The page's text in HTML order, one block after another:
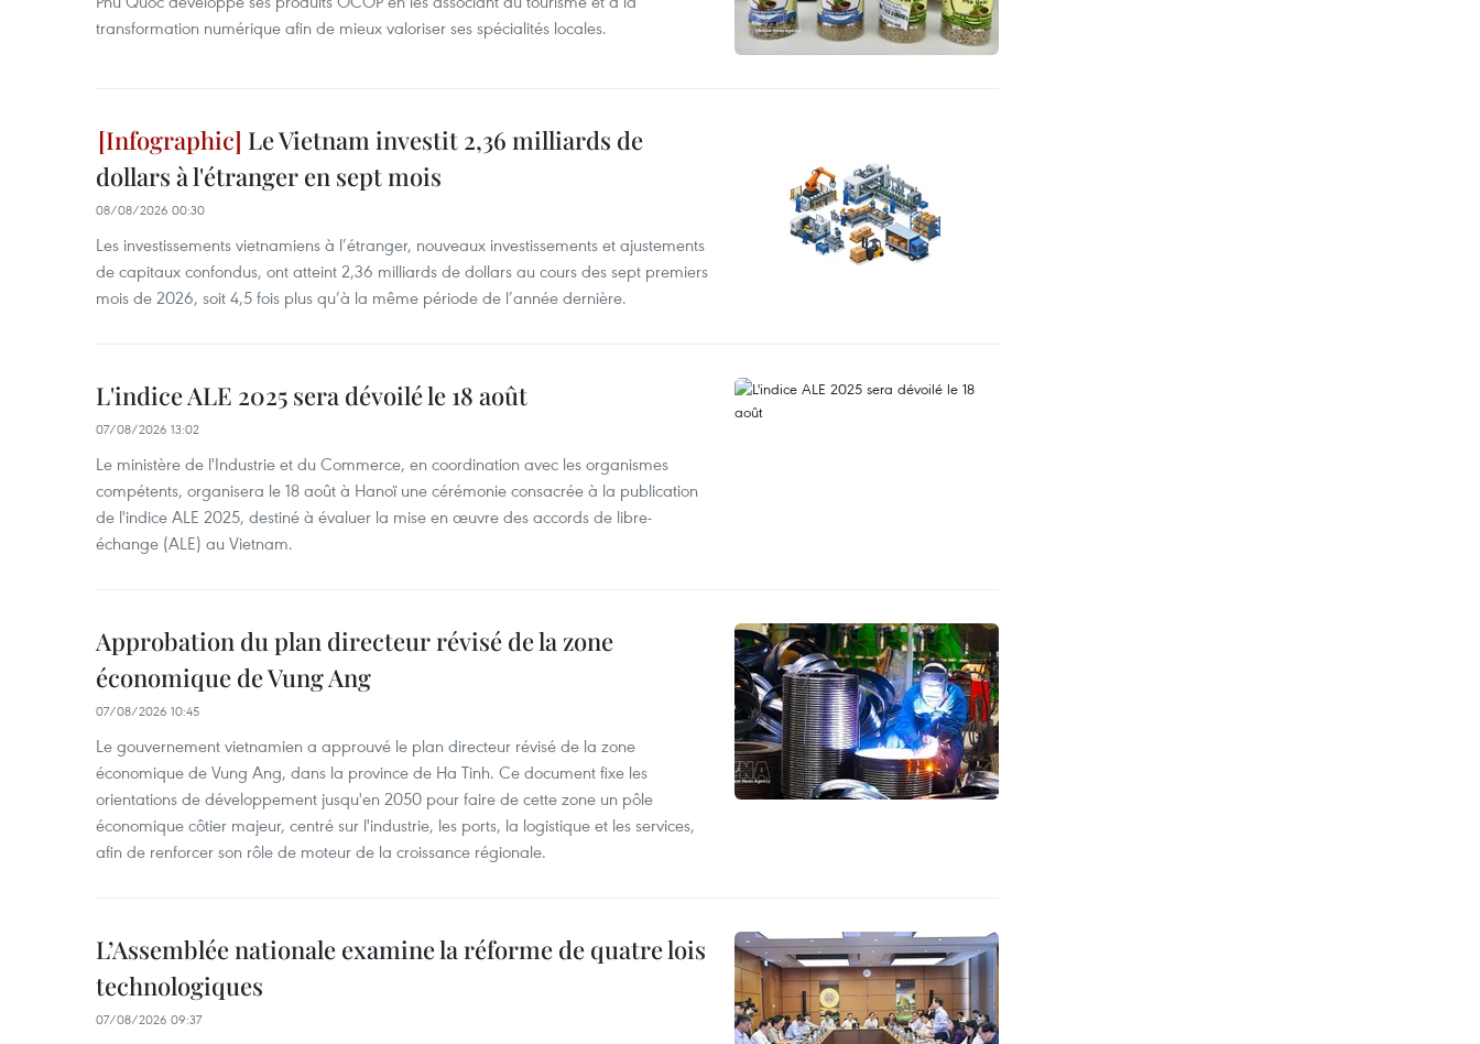
transformation numérique afin de mieux valoriser ses spécialités locales.
Le Vietnam investit 2,36 milliards de
dollars à l'étranger en sept mois
08/08/2026 00:30
Les investissements vietnamiens à l’étranger, nouveaux investissements et ajustements
de capitaux confondus, ont atteint 2,36 milliards de dollars au cours des sept premiers
mois de 2026, soit 4,5 fois plus qu’à la même période de l’année dernière.
L'indice ALE 2025 sera dévoilé le 18 août
07/08/2026 13:02
Le ministère de l'Industrie et du Commerce, en coordination avec les organismes
compétents, organisera le 18 août à Hanoï une cérémonie consacrée à la publication
de l'indice ALE 2025, destiné à évaluer la mise en œuvre des accords de libre-
échange (ALE) au Vietnam.
Approbation du plan directeur révisé de la zone
économique de Vung Ang
07/08/2026 10:45
Le gouvernement vietnamien a approuvé le plan directeur révisé de la zone
économique de Vung Ang, dans la province de Ha Tinh. Ce document fixe les
orientations de développement jusqu'en 2050 pour faire de cette zone un pôle
économique côtier majeur, centré sur l'industrie, les ports, la logistique et les services,
afin de renforcer son rôle de moteur de la croissance régionale.
L’Assemblée nationale examine la réforme de quatre lois
technologiques
07/08/2026 09:37